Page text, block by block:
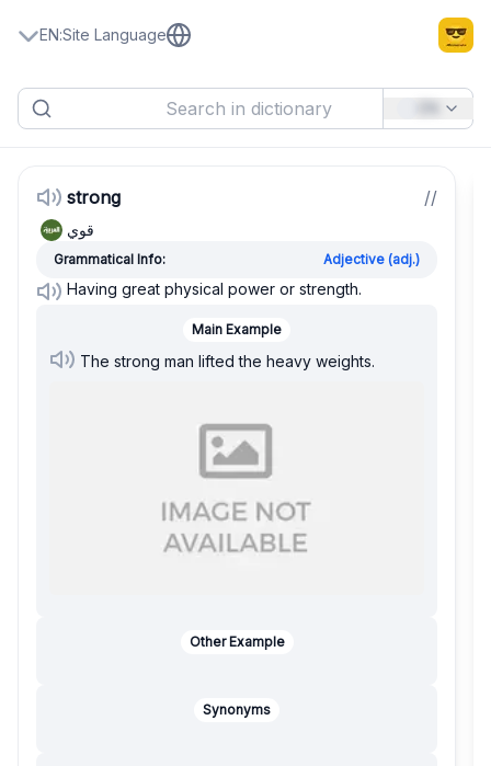
Site Language
:
EN
strong //
قوي
Grammatical Info: Adjective (adj.)
Having great physical power or strength.
Main Example
The strong man lifted the heavy weights.
Other Example
Synonyms